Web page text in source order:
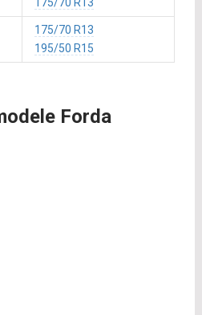
175/70 R13
195/50 R15
Forda